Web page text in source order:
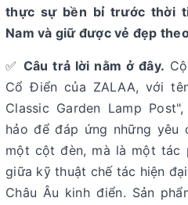
thực sự bền bỉ trước thời
Nam và giữ được vẻ đẹp
✅ Câu trả lời nằm ở đây.
Cổ Điển của ZALAA, với
Classic Garden Lamp
hảo để đáp ứng những
một cột đèn, mà là một tác
giữa kỹ thuật chế tác hiện
Châu Âu kinh điển. Sản